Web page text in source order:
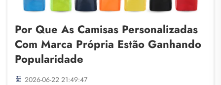
Por Que As Camisas Personalizadas
Com Marca Própria Estão Ganhando
Popularidade
2026-06-22 21:49:47